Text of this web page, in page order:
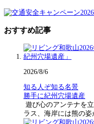
おすすめ記事
2026/8/6
知る人ぞ知る名景
勝手に紀州穴場遺産
遊び心のアンテナを
ラス、海岸には熊の